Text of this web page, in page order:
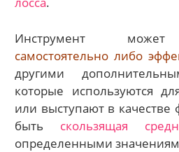
Инструмент может
самостоятельно либо
другими
которые используются
или выступают в качестве
быть скользящая
определенными